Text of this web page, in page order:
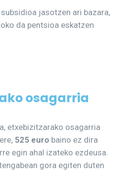
jasotzen ari bazara,
da pentsioa eskatzen
osagarria
etxebizitzarako osagarria
525 euro baino ez dira
egin ahal izateko ezdeusa.
gora egiten duten